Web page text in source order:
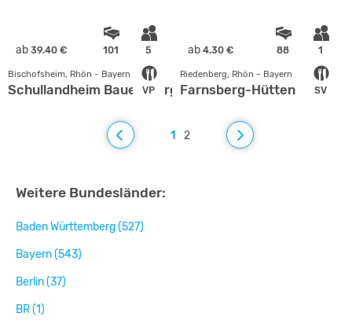
ab 39.40 € 101 5
VP
Bischofsheim, Rhön - Bayern
Schullandheim Bauersberg in der Rhön
ab 4.30 € 88 1
SV
Riedenberg, Rhön - Bayern
Farnsberg-Hütten
1 2
Weitere Bundesländer:
Baden Württemberg (527)
Bayern (543)
Berlin (37)
BR (1)